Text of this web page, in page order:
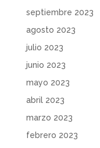
septiembre 2023
agosto 2023
julio 2023
junio 2023
mayo 2023
abril 2023
marzo 2023
febrero 2023